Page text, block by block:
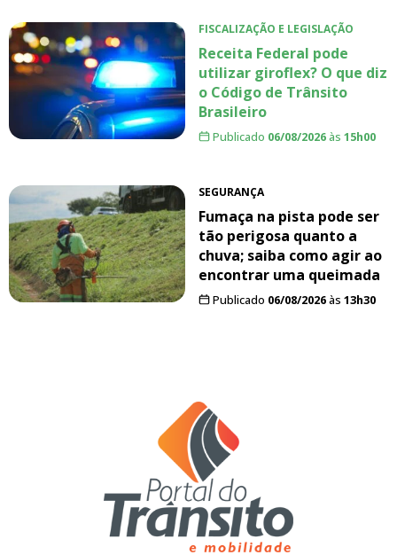
FISCALIZAÇÃO E LEGISLAÇÃO
Receita Federal pode
utilizar giroflex? O que diz
o Código de Trânsito
Brasileiro
Publicado 06/08/2026às 15h00
SEGURANÇA
Fumaça na pista pode ser
tão perigosa quanto a
chuva; saiba como agir ao
encontrar uma queimada
Publicado 06/08/2026às 13h30